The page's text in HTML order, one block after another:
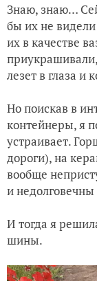
Знаю, знаю…
бы их не
их в качестве
лезет в глаза и
Но поискав в
контейнеры, я
устраивает.
дороги), на
вообще
и
И тогда я
шины.